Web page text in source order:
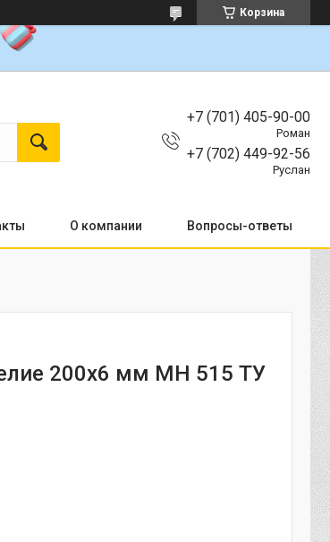
Корзина
+7 (701) 405-90-00
Роман
+7 (702) 449-92-56
Руслан
О компании Вопросы-ответы
200x6 мм МН 515 ТУ